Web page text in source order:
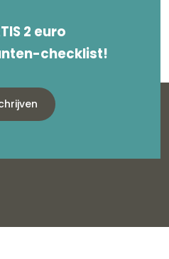
2 euro
checklist!